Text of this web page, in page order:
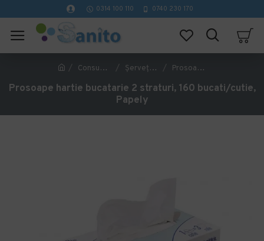
0314 100 110 0740 230 170
Consumabile hartie Șervețele Faciale Prosoape hartie bucatarie 2 straturi, 160 bucati/cutie, Papely
Prosoape hartie bucatarie 2 straturi, 160 bucati/cutie,
Papely